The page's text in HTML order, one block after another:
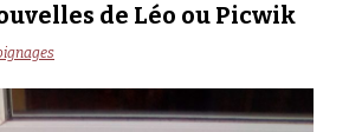
de Léo ou Picwik